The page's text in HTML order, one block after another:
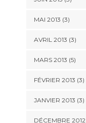
MAI 2013 (3)
AVRIL 2013 (3)
MARS 2013 (5)
FÉVRIER 2013 (3)
JANVIER 2013 (3)
DÉCEMBRE 2012